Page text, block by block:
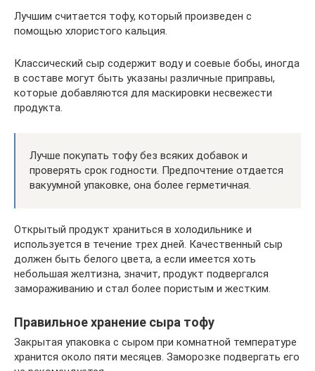
Лучшим считается тофу, который произведен с
помощью хлористого кальция.
Классический сыр содержит воду и соевые бобы, иногда
в составе могут быть указаны различные приправы,
которые добавляются для маскировки несвежести
продукта.
Лучше покупать тофу без всяких добавок и
проверять срок годности. Предпочтение отдается
вакуумной упаковке, она более герметичная.
Открытый продукт храниться в холодильнике и
используется в течение трех дней. Качественный сыр
должен быть белого цвета, а если имеется хоть
небольшая желтизна, значит, продукт подвергался
замораживанию и стал более пористым и жестким.
Правильное хранение сыра тофу
Закрытая упаковка с сыром при комнатной температуре
хранится около пяти месяцев. Заморозке подвергать его